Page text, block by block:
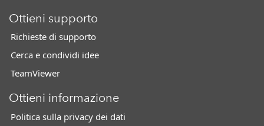
Ottieni supporto
Richieste di supporto
Cerca e condividi idee
TeamViewer
Ottieni informazione
Politica sulla privacy dei dati